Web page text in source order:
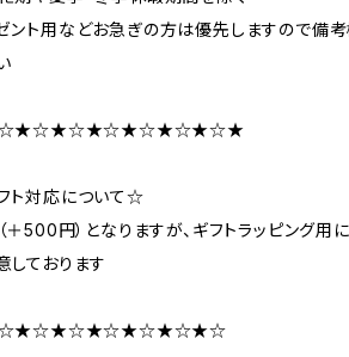
ント用などお急ぎの方は優先しますので備考
ト対応について☆
＋500円）となりますが、ギフトラッピング
しております